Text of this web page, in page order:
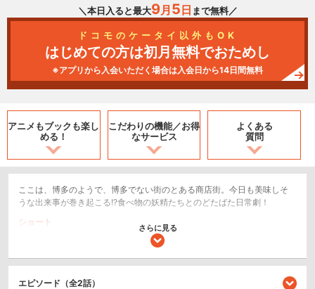
＼本日入ると最大9月 5 日 まで無料／
ドコモのケータイ以外もOK
はじめての方は初月無料でおためし
※アプリから入会いただく場合は入会日から14日間無料
アニメもブックも楽し
める！
こだわりの機能／お得
なサービス
よくある
質問
ここは、博多のようで、博多でない街のとある商店街。今日も美味しそ
うな出来事が巻き起こる!?食べ物の妖精たちとのどたばた日常劇！
ショート
さらに見る
エピソード（全2話）